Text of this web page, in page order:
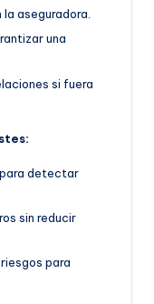
aseguradora.
una
si fuera
detectar
sin reducir
para